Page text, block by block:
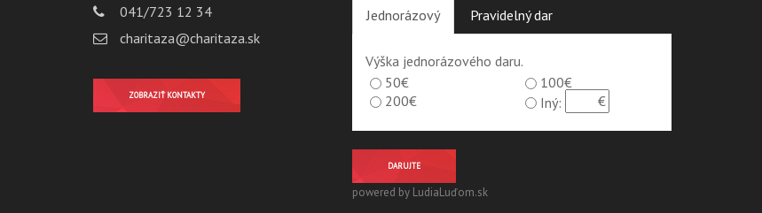
041/723 12 34
charitaza@charitaza.sk
ZOBRAZIŤ KONTAKTY
Jednorázový Pravidelný dar
Výška jednorázového daru.
50€
100€
200€
Iný:
DARUJTE
powered by LudiaLuďom.sk